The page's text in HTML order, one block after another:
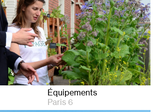
Équipements
Paris 6